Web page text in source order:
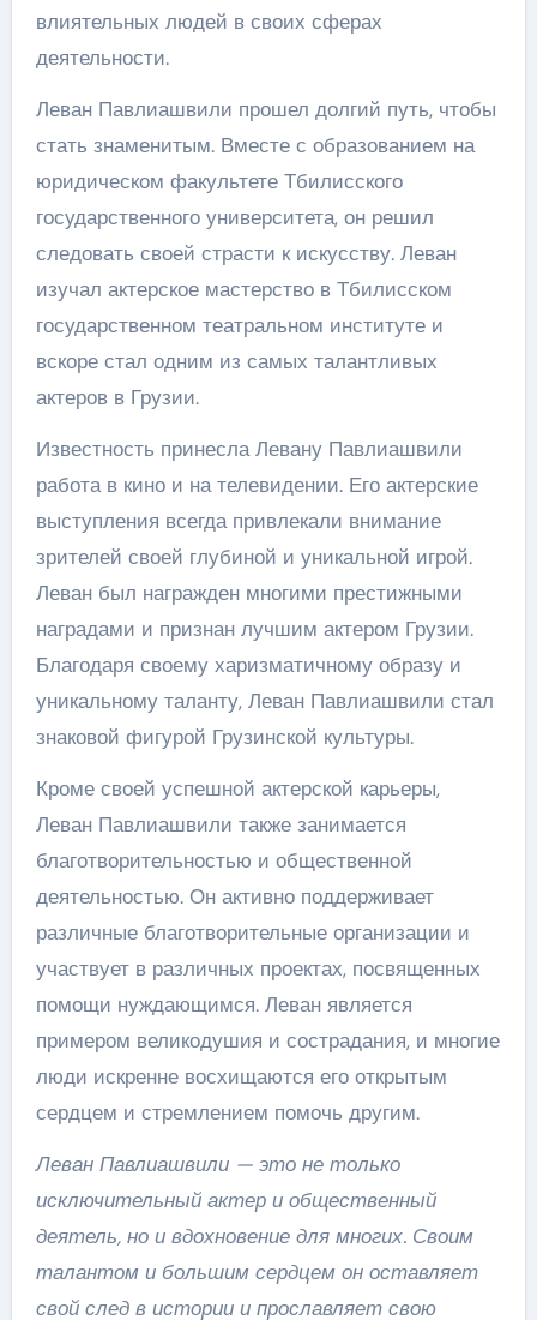
влиятельных людей в своих сферах
деятельности.
Леван Павлиашвили прошел долгий путь, чтобы
стать знаменитым. Вместе с образованием на
юридическом факультете Тбилисского
государственного университета, он решил
следовать своей страсти к искусству. Леван
изучал актерское мастерство в Тбилисском
государственном театральном институте и
вскоре стал одним из самых талантливых
актеров в Грузии.
Известность принесла Левану Павлиашвили
работа в кино и на телевидении. Его актерские
выступления всегда привлекали внимание
зрителей своей глубиной и уникальной игрой.
Леван был награжден многими престижными
наградами и признан лучшим актером Грузии.
Благодаря своему харизматичному образу и
уникальному таланту, Леван Павлиашвили стал
знаковой фигурой Грузинской культуры.
Кроме своей успешной актерской карьеры,
Леван Павлиашвили также занимается
благотворительностью и общественной
деятельностью. Он активно поддерживает
различные благотворительные организации и
участвует в различных проектах, посвященных
помощи нуждающимся. Леван является
примером великодушия и сострадания, и многие
люди искренне восхищаются его открытым
сердцем и стремлением помочь другим.
Леван Павлиашвили — это не только
исключительный актер и общественный
деятель, но и вдохновение для многих. Своим
талантом и большим сердцем он оставляет
свой след в истории и прославляет свою